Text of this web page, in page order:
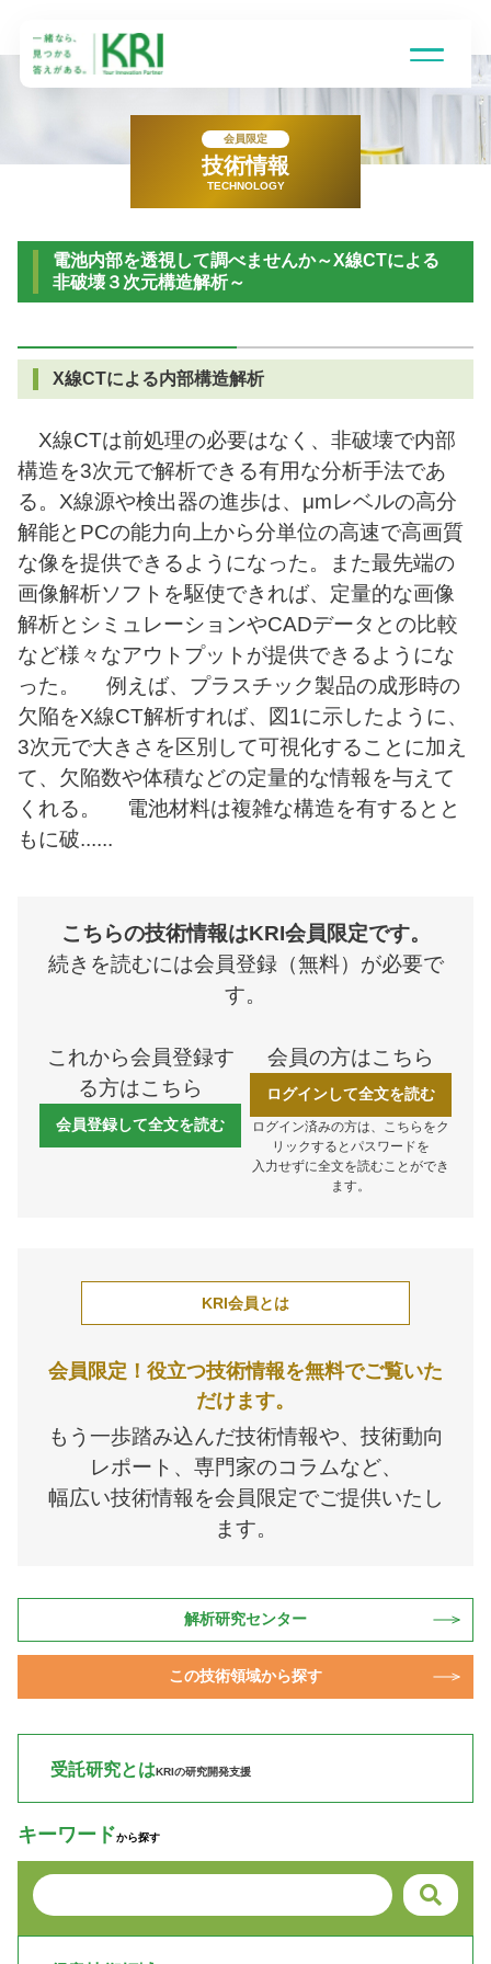
受託研究とは
得意技術領域
研究組織
企業情報
採用情報
ブランドサイト
JP
EN
会員ページ
会員限定
技術情報
TECHNOLOGY
電池内部を透視して調べませんか～X線CTによる
非破壊３次元構造解析～
X線CTによる内部構造解析
X線CTは前処理の必要はなく、非破壊で内部
構造を3次元で解析できる有用な分析手法であ
る。X線源や検出器の進歩は、μmレベルの高分
解能とPCの能力向上から分単位の高速で高画質
な像を提供できるようになった。また最先端の
画像解析ソフトを駆使できれば、定量的な画像
解析とシミュレーションやCADデータとの比較
など様々なアウトプットが提供できるようにな
った。 例えば、プラスチック製品の成形時の
欠陥をX線CT解析すれば、図1に示したように、
3次元で大きさを区別して可視化することに加え
て、欠陥数や体積などの定量的な情報を与えて
くれる。 電池材料は複雑な構造を有するとと
もに破......
こちらの技術情報はKRI会員限定です。
続きを読むには会員登録（無料）が必要で
す。
これから会員登録す
る方はこちら
会員登録して全文を読む
会員の方はこちら
ログインして全文を読む
ログイン済みの方は、こちらをク
リックするとパスワードを
入力せずに全文を読むことができ
ます。
KRI会員とは
会員限定！役立つ技術情報を無料でご覧いた
だけます。
もう一歩踏み込んだ技術情報や、技術動向
レポート、専門家のコラムなど、
幅広い技術情報を会員限定でご提供いたし
ます。
解析研究センター
この技術領域から探す
受託研究とはKRIの研究開発支援
キーワードから探す